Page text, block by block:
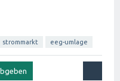
strommarkt eeg-umlage